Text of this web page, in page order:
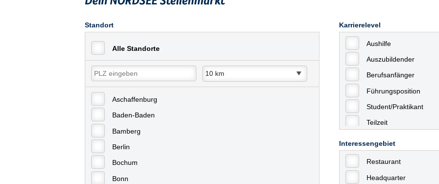
Standort
Alle Standorte
Aschaffenburg
Baden-Baden
Bamberg
Berlin
Bochum
Bonn
Karrierelevel
Aushilfe
Auszubildender
Berufsanfänger
Führungsposition
Student/Praktikant
Teilzeit
Interessengebiet
Restaurant
Headquarter